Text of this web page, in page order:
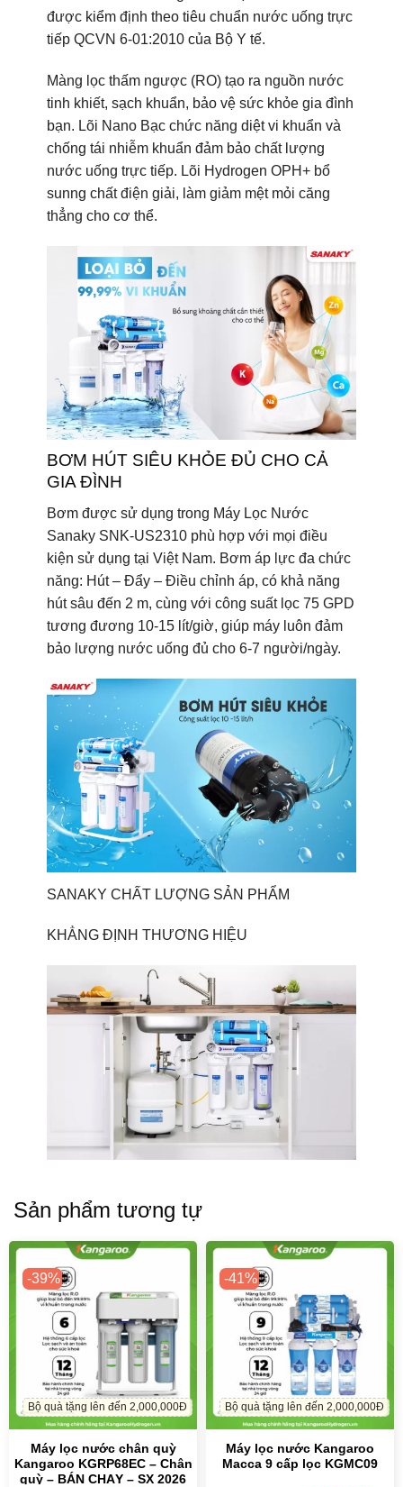
được kiểm định theo tiêu chuẩn nước uống trực
tiếp QCVN 6-01:2010 của Bộ Y tế.
Màng lọc thấm ngược (RO) tạo ra nguồn nước
tinh khiết, sạch khuẩn, bảo vệ sức khỏe gia đình
bạn. Lõi Nano Bạc chức năng diệt vi khuẩn và
chống tái nhiễm khuẩn đảm bảo chất lượng
nước uống trực tiếp. Lõi Hydrogen OPH+ bổ
sunng chất điện giải, làm giảm mệt mỏi căng
thẳng cho cơ thể.
BƠM HÚT SIÊU KHỎE ĐỦ CHO CẢ
GIA ĐÌNH
Bơm được sử dụng trong Máy Lọc Nước
Sanaky SNK-US2310 phù hợp với mọi điều
kiện sử dụng tại Việt Nam. Bơm áp lực đa chức
năng: Hút – Đẩy – Điều chỉnh áp, có khả năng
hút sâu đến 2 m, cùng với công suất lọc 75 GPD
tương đương 10-15 lít/giờ, giúp máy luôn đảm
bảo lượng nước uống đủ cho 6-7 người/ngày.
SANAKY CHẤT LƯỢNG SẢN PHẨM
KHẲNG ĐỊNH THƯƠNG HIỆU
Sản phẩm tương tự
-39%
Bộ quà tặng lên đến 2,000,000Đ
Máy lọc nước chân quỳ
Kangaroo KGRP68EC – Chân
quỳ – BÁN CHẠY – SX 2026
-41%
Bộ quà tặng lên đến 2,000,000Đ
Máy lọc nước Kangaroo
Macca 9 cấp lọc KGMC09